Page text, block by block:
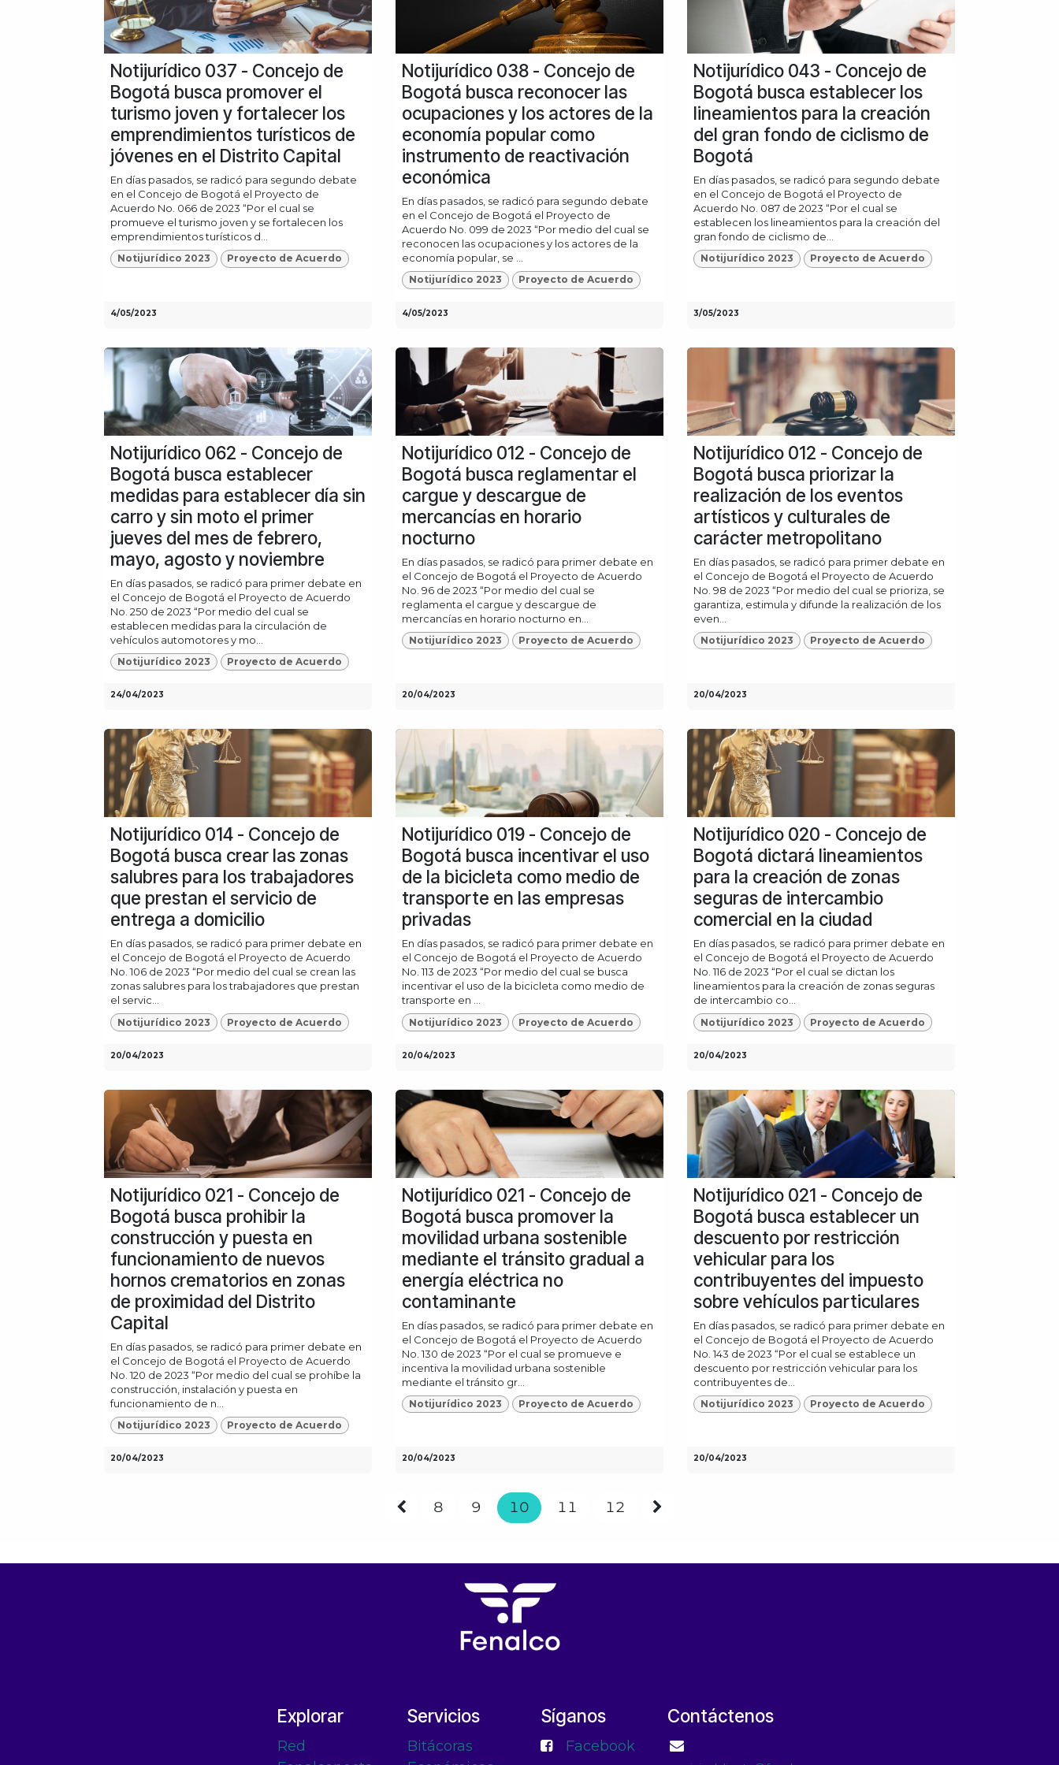
Notijurídico 037 - Concejo de
Bogotá busca promover el
turismo joven y fortalecer los
emprendimientos turísticos de
jóvenes en el Distrito Capital
En días pasados, se radicó para segundo debate
en el Concejo de Bogotá el Proyecto de
Acuerdo No. 066 de 2023 “Por el cual se
promueve el turismo joven y se fortalecen los
emprendimientos turísticos d...
Notijurídico 2023 Proyecto de Acuerdo
4/05/2023
Notijurídico 038 - Concejo de
Bogotá busca reconocer las
ocupaciones y los actores de la
economía popular como
instrumento de reactivación
económica
En días pasados, se radicó para segundo debate
en el Concejo de Bogotá el Proyecto de
Acuerdo No. 099 de 2023 “Por medio del cual se
reconocen las ocupaciones y los actores de la
economía popular, se ...
Notijurídico 2023 Proyecto de Acuerdo
4/05/2023
Notijurídico 043 - Concejo de
Bogotá busca establecer los
lineamientos para la creación
del gran fondo de ciclismo de
Bogotá
En días pasados, se radicó para segundo debate
en el Concejo de Bogotá el Proyecto de
Acuerdo No. 087 de 2023 “Por el cual se
establecen los lineamientos para la creación del
gran fondo de ciclismo de...
Notijurídico 2023 Proyecto de Acuerdo
3/05/2023
Notijurídico 062 - Concejo de
Bogotá busca establecer
medidas para establecer día sin
carro y sin moto el primer
jueves del mes de febrero,
mayo, agosto y noviembre
En días pasados, se radicó para primer debate en
el Concejo de Bogotá el Proyecto de Acuerdo
No. 250 de 2023 “Por medio del cual se
establecen medidas para la circulación de
vehículos automotores y mo...
Notijurídico 2023 Proyecto de Acuerdo
24/04/2023
Notijurídico 012 - Concejo de
Bogotá busca reglamentar el
cargue y descargue de
mercancías en horario
nocturno
En días pasados, se radicó para primer debate en
el Concejo de Bogotá el Proyecto de Acuerdo
No. 96 de 2023 “Por medio del cual se
reglamenta el cargue y descargue de
mercancías en horario nocturno en...
Notijurídico 2023 Proyecto de Acuerdo
20/04/2023
Notijurídico 012 - Concejo de
Bogotá busca priorizar la
realización de los eventos
artísticos y culturales de
carácter metropolitano
En días pasados, se radicó para primer debate en
el Concejo de Bogotá el Proyecto de Acuerdo
No. 98 de 2023 “Por medio del cual se prioriza, se
garantiza, estimula y difunde la realización de los
even...
Notijurídico 2023 Proyecto de Acuerdo
20/04/2023
Notijurídico 014 - Concejo de
Bogotá busca crear las zonas
salubres para los trabajadores
que prestan el servicio de
entrega a domicilio
En días pasados, se radicó para primer debate en
el Concejo de Bogotá el Proyecto de Acuerdo
No. 106 de 2023 “Por medio del cual se crean las
zonas salubres para los trabajadores que prestan
el servic...
Notijurídico 2023 Proyecto de Acuerdo
20/04/2023
Notijurídico 019 - Concejo de
Bogotá busca incentivar el uso
de la bicicleta como medio de
transporte en las empresas
privadas
En días pasados, se radicó para primer debate en
el Concejo de Bogotá el Proyecto de Acuerdo
No. 113 de 2023 “Por medio del cual se busca
incentivar el uso de la bicicleta como medio de
transporte en ...
Notijurídico 2023 Proyecto de Acuerdo
20/04/2023
Notijurídico 020 - Concejo de
Bogotá dictará lineamientos
para la creación de zonas
seguras de intercambio
comercial en la ciudad
En días pasados, se radicó para primer debate en
el Concejo de Bogotá el Proyecto de Acuerdo
No. 116 de 2023 “Por el cual se dictan los
lineamientos para la creación de zonas seguras
de intercambio co...
Notijurídico 2023 Proyecto de Acuerdo
20/04/2023
Notijurídico 021 - Concejo de
Bogotá busca prohibir la
construcción y puesta en
funcionamiento de nuevos
hornos crematorios en zonas
de proximidad del Distrito
Capital
En días pasados, se radicó para primer debate en
el Concejo de Bogotá el Proyecto de Acuerdo
No. 120 de 2023 “Por medio del cual se prohíbe la
construcción, instalación y puesta en
funcionamiento de n...
Notijurídico 2023 Proyecto de Acuerdo
20/04/2023
Notijurídico 021 - Concejo de
Bogotá busca promover la
movilidad urbana sostenible
mediante el tránsito gradual a
energía eléctrica no
contaminante
En días pasados, se radicó para primer debate en
el Concejo de Bogotá el Proyecto de Acuerdo
No. 130 de 2023 “Por el cual se promueve e
incentiva la movilidad urbana sostenible
mediante el tránsito gr...
Notijurídico 2023 Proyecto de Acuerdo
20/04/2023
Notijurídico 021 - Concejo de
Bogotá busca establecer un
descuento por restricción
vehicular para los
contribuyentes del impuesto
sobre vehículos particulares
En días pasados, se radicó para primer debate en
el Concejo de Bogotá el Proyecto de Acuerdo
No. 143 de 2023 “Por el cual se establece un
descuento por restricción vehicular para los
contribuyentes de...
Notijurídico 2023 Proyecto de Acuerdo
20/04/2023
8 9 10 11 12
Explorar
Red
Servicios
Bitácoras
Síganos
Facebook
Contáctenos